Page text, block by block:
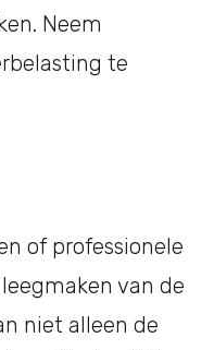
Neem
te
of professionele
van de
niet alleen de